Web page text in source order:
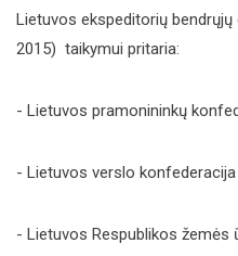
Lietuvos ekspeditorių bendrųjų
2015) taikymui pritaria:
- Lietuvos pramonininkų
- Lietuvos verslo konfederacija
- Lietuvos Respublikos žemės